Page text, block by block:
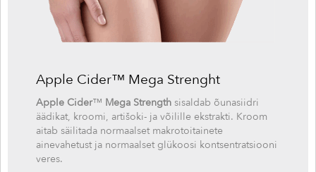
Apple Cider™ Mega Strenght
Apple Cider™ Mega Strength sisaldab õunasiidri
äädikat, kroomi, artišoki- ja võilille ekstrakti. Kroom
aitab säilitada normaalset makrotoitainete
ainevahetust ja normaalset glükoosi kontsentratsiooni
veres.